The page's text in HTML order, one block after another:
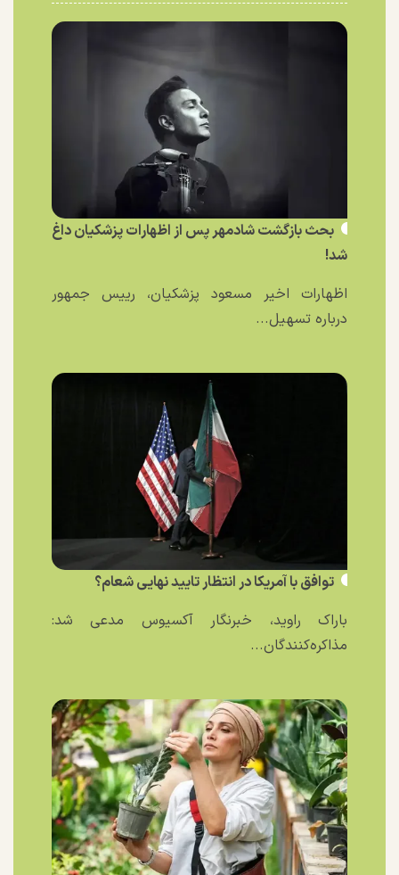
بحث بازگشت شادمهر پس از اظهارات پزشکیان داغ
شد!
اظهارات اخیر مسعود پزشکیان، رییس جمهور
درباره تسهیل...
توافق با آمریکا در انتظار تایید نهایی شعام؟
باراک راوید، خبرنگار آکسیوس مدعی شد:
مذاکره‌کنندگان...